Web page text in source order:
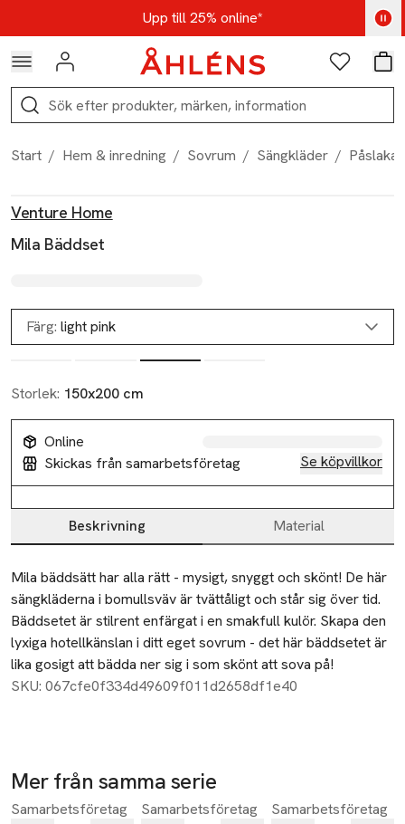
Hoppa till navigationsmenynUpp till 25% online*
Kod: AUG25 - Shoppa nu
Logga in Favoriter
Sök
Start / Hem & inredning / Sovrum / Sängkläder /
Venture Home
Mila Bäddset
Färg: light pink
Storlek: 150x200 cm
Online
Skickas från samarbetsföretag
Se köpvillkor
Beskrivning Material
Beskrivning
Mila bäddsätt har alla rätt - mysigt, snyggt och skönt! De här
sängkläderna i bomullsväv är tvättåligt och står sig över tid.
Bäddsetet är stilrent enfärgat i en smakfull kulör. Skapa den
lyxiga hotellkänslan i ditt eget sovrum - det här bäddsetet är
lika gosigt att bädda ner sig i som skönt att sova på!
SKU: 067cfe0f334d49609f011d2658df1e40
Mer från samma serie
Hoppa över bildspelet
Samarbetsföretag
Samarbetsföretag
Samarbetsföretag